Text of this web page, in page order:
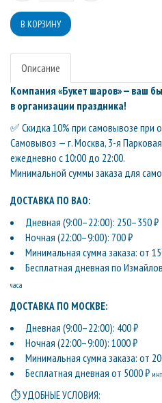
Описание
Компания «Букет шаров» — ваш
в организации праздника!
✅ Скидка 10% при самовывозе при
Самовывоз — г. Москва, 3-я
ежедневно с 10:00 до 22:00.
Минимальной суммы заказа для
ДОСТАВКА ПО ВАО:
Дневная (9:00–22:00): 250–350 ₽
Ночная (22:00–9:00): 700 ₽
Минимальная сумма заказа: от
Бесплатная дневная по
часа
ДОСТАВКА ПО МОСКВЕ:
Дневная (9:00–22:00): 400 ₽
Ночная (22:00–9:00): 1000 ₽
Минимальная сумма заказа: от
Бесплатная дневная от 5000 ₽
⏱ УДОБНЫЕ УСЛОВИЯ: